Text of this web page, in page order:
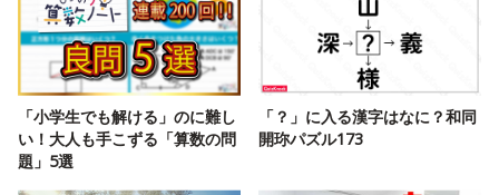
「小学生でも解ける」のに難し
い！大人も手こずる「算数の問
題」5選
「？」に入る漢字はなに？和同
開珎パズル173